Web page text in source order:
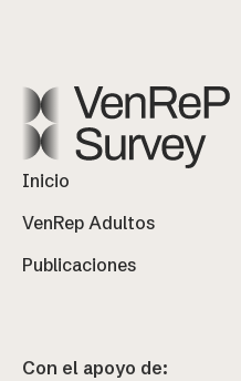
Inicio
VenRep Adultos
Publicaciones
Con el apoyo de: